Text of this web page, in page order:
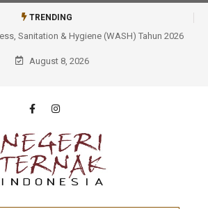
TRENDING
AQUA Cianjur Memastikan Manfaat
Sarana Air Bersih Bagi Masyarakat
August 8, 2026